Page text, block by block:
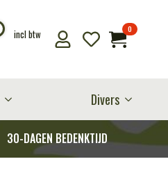
incl btw 0
Divers
30-DAGEN BEDENKTIJD